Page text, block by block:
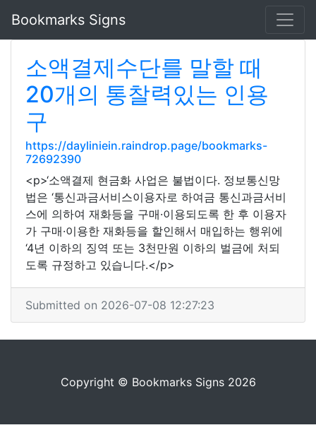
Bookmarks Signs
소액결제수단를 말할 때
20개의 통찰력있는 인용
구
https://dayliniein.raindrop.page/bookmarks-
72692390
<p>‘소액결제 현금화 사업은 불법이다. 정보통신망
법은 ‘통신과금서비스이용자로 하여금 통신과금서비
스에 의하여 재화등을 구매·이용되도록 한 후 이용자
가 구매·이용한 재화등을 할인해서 매입하는 행위에
‘4년 이하의 징역 또는 3천만원 이하의 벌금에 처되
도록 규정하고 있습니다.</p>
Submitted on 2026-07-08 12:27:23
Copyright © Bookmarks Signs 2026